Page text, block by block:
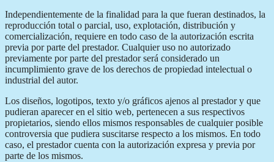
Independientemente de la finalidad para la que fueran destinados, la
reproducción total o parcial, uso, explotación, distribución y
comercialización, requiere en todo caso de la autorización escrita
previa por parte del prestador. Cualquier uso no autorizado
previamente por parte del prestador será considerado un
incumplimiento grave de los derechos de propiedad intelectual o
industrial del autor.
Los diseños, logotipos, texto y/o gráficos ajenos al prestador y que
pudieran aparecer en el sitio web, pertenecen a sus respectivos
propietarios, siendo ellos mismos responsables de cualquier posible
controversia que pudiera suscitarse respecto a los mismos. En todo
caso, el prestador cuenta con la autorización expresa y previa por
parte de los mismos.